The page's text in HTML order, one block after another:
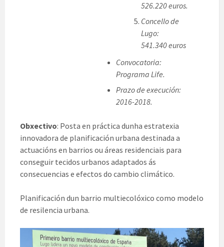
526.220 euros.
Concello de
Lugo:
541.340 euros
Convocatoria:
Programa Life.
Prazo de execución:
2016-2018.
Obxectivo: Posta en práctica dunha estratexia
innovadora de planificación urbana destinada a
actuacións en barrios ou áreas residenciais para
conseguir tecidos urbanos adaptados ás
consecuencias e efectos do cambio climático.
Planificación dun barrio multiecolóxico como modelo
de resilencia urbana.